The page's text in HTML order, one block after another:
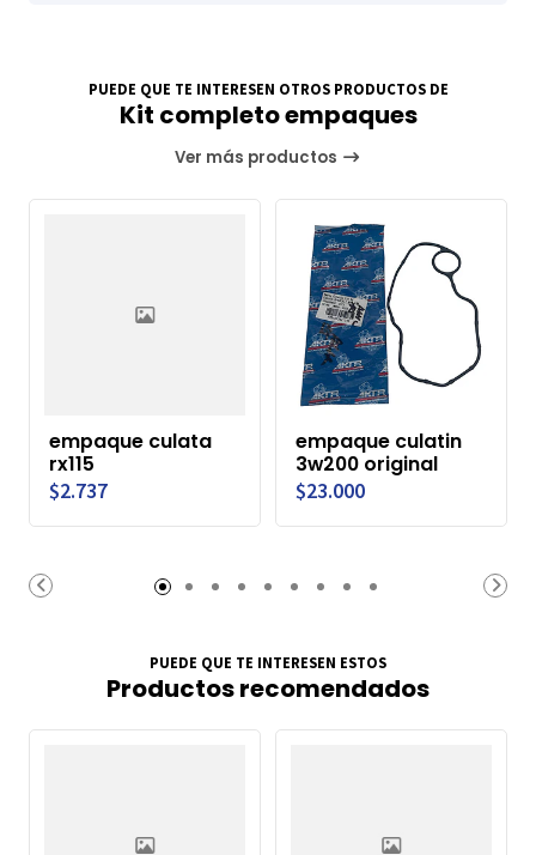
PUEDE QUE TE INTERESEN OTROS PRODUCTOS DE
Kit completo empaques
Ver más productos
empaque culata
rx115
$2.737
empaque culatin
3w200 original
$23.000
PUEDE QUE TE INTERESEN ESTOS
Productos recomendados